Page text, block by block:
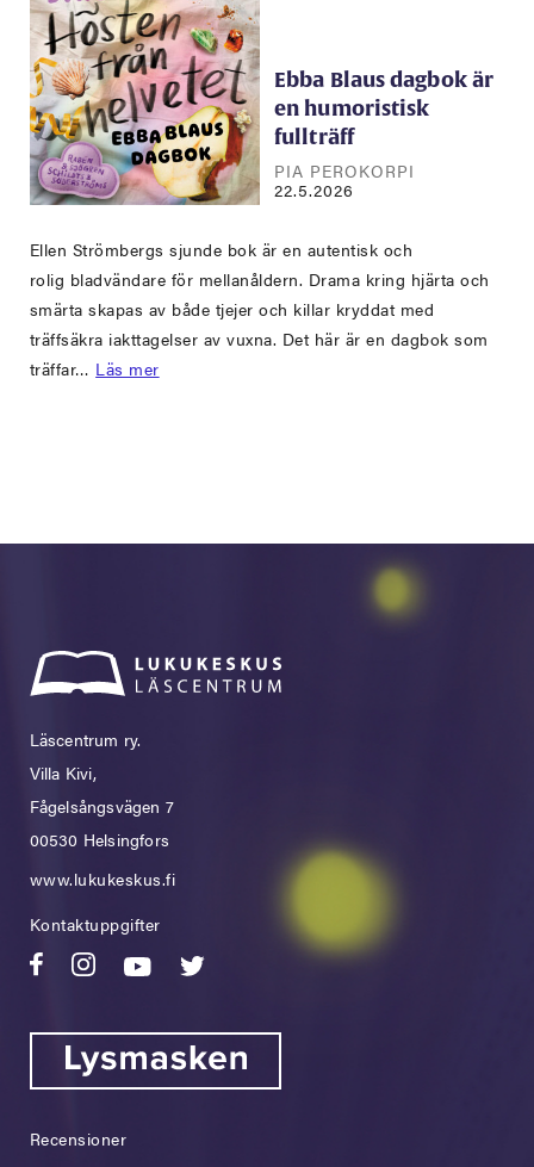
Ebba Blaus dagbok är
en humoristisk
fullträff
PIA PEROKORPI
22.5.2026
Ellen Strömbergs sjunde bok är en autentisk och
rolig bladvändare för mellanåldern. Drama kring hjärta och
smärta skapas av både tjejer och killar kryddat med
träffsäkra iakttagelser av vuxna. Det här är en dagbok som
träffar… Läs mer
Läscentrum ry.
Villa Kivi,
Fågelsångsvägen 7
00530 Helsingfors
www.lukukeskus.fi
Kontaktuppgifter
Recensioner